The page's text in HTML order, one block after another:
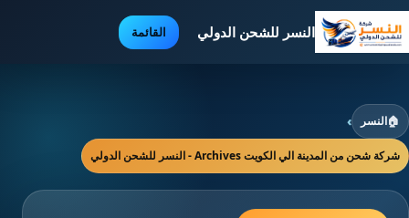
النسر للشحن الدولي القائمة
🏠النسر ›
شركة شحن من المدينة الي الكويت Archives - النسر للشحن الدولي